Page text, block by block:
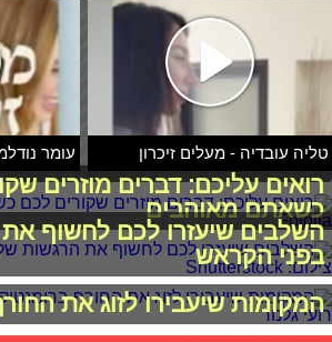
טליה עובדיה - מעלים זיכרון עומר
רואים עליכם: דברים מוזרים
כשאתם מאוהבים
השלבים שיעזרו לכם לחשוף
בפני הקראש
המקומות שיעבירו לזוג את